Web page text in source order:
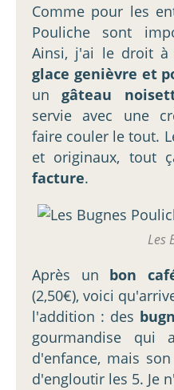
Comme pour les
Pouliche sont
Ainsi, j'ai le droit
glace genièvre et
ungâteau
servie avec une
faire couler le tout.
et originaux, tout
facture.
Les
Après un bon
(2,50€), voici
l'addition : des
gourmandise qui
d'enfance, mais
d'engloutir les 5. Je